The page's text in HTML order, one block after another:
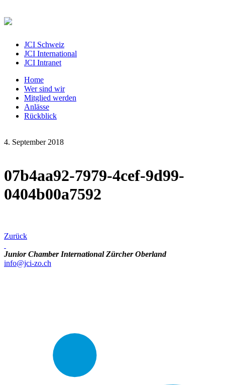
JCI Schweiz
JCI International
JCI Intranet
Home
Wer sind wir
Mitglied werden
Anlässe
Rückblick
4. September 2018
07b4aa92-7979-4cef-9d99-
0404b00a7592
Zurück
Junior Chamber International Zürcher Oberland
info@jci-zo.ch